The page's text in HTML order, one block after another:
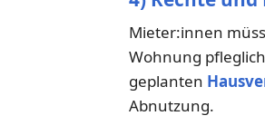
Mieter:innen
Wohnung
geplanten
Abnutzung.